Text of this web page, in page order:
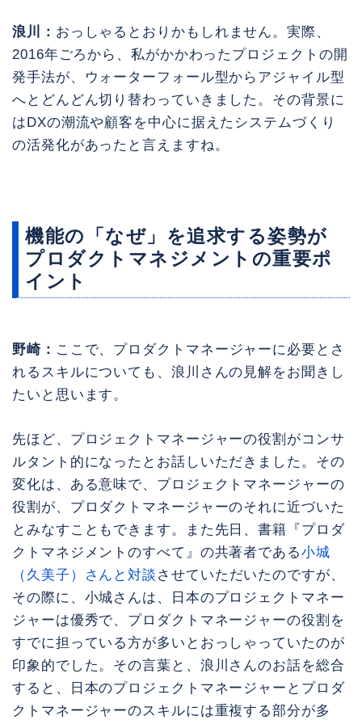
浪川： おっしゃるとおりかもしれません。実際、
2016年ごろから、私がかかわったプロジェクトの開
発手法が、ウォーターフォール型からアジャイル型
へとどんどん切り替わっていきました。その背景に
はDXの潮流や顧客を中心に据えたシステムづくり
の活発化があったと言えますね。
機能の「なぜ」を追求する姿勢が
プロダクトマネジメントの重要ポ
イント
野崎： ここで、プロダクトマネージャーに必要とさ
れるスキルについても、浪川さんの見解をお聞きし
たいと思います。
先ほど、プロジェクトマネージャーの役割がコンサ
ルタント的になったとお話しいただきました。その
変化は、ある意味で、プロジェクトマネージャーの
役割が、プロダクトマネージャーのそれに近づいた
とみなすこともできます。また先日、書籍『プロダ
クトマネジメントのすべて』の共著者である小城
（久美子）さんと対談 させていただいたのですが、
その際に、小城さんは、日本のプロジェクトマネー
ジャーは優秀で、プロダクトマネージャーの役割を
すでに担っている方が多いとおっしゃっていたのが
印象的でした。その言葉と、浪川さんのお話を総合
すると、日本のプロジェクトマネージャーとプロダ
クトマネージャーのスキルには重複する部分が多